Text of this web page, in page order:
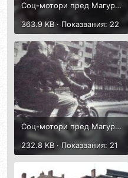
Соц-мотори пред Магура и Форум-1986-00.jpg
363.9 KB · Показвания: 22
Соц-мотори пред Магура и Форум-1986-1.jpg
232.8 KB · Показвания: 21